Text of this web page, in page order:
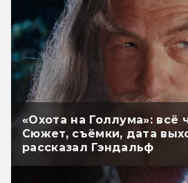
«Охота на Голлума»: всё
Сюжет, съёмки, дата
рассказал Гэндальф